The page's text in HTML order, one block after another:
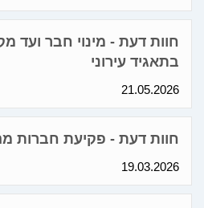
חוות דעת - מינוי חבר ועד
בתאגיד עירוני
21.05.2026
חוות דעת - פקיעת חברות
19.03.2026